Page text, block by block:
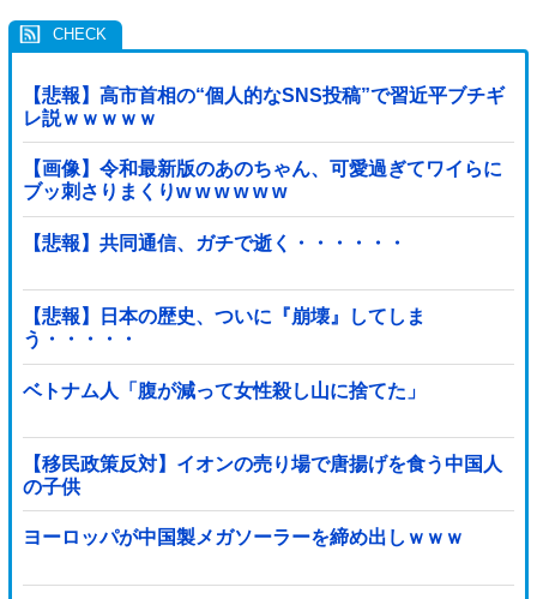
【悲報】高市首相の“個人的なSNS投稿”で習近平ブチギ
レ説ｗｗｗｗｗ
【画像】令和最新版のあのちゃん、可愛過ぎてワイらに
ブッ刺さりまくりw w w w w w
【悲報】共同通信、ガチで逝く・・・・・・
【悲報】日本の歴史、ついに『崩壊』してしま
う・・・・・
ベトナム人「腹が減って女性殺し山に捨てた」
【移民政策反対】イオンの売り場で唐揚げを食う中国人
の子供
ヨーロッパが中国製メガソーラーを締め出しｗｗｗ